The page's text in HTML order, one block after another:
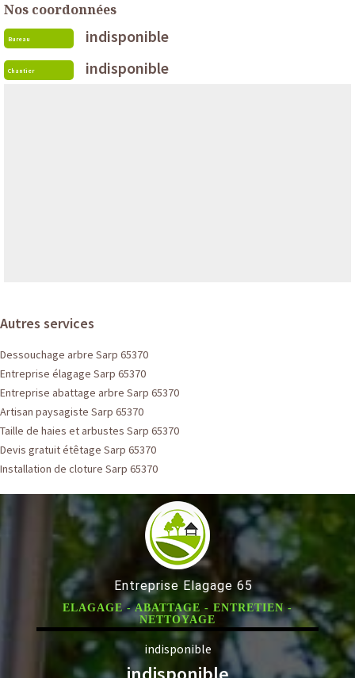
Nos coordonnées
Bureau indisponible
Chantier indisponible
Autres services
Dessouchage arbre Sarp 65370
Entreprise élagage Sarp 65370
Entreprise abattage arbre Sarp 65370
Artisan paysagiste Sarp 65370
Taille de haies et arbustes Sarp 65370
Devis gratuit étêtage Sarp 65370
Installation de cloture Sarp 65370
Entreprise Elagage 65
ELAGAGE - ABATTAGE - ENTRETIEN -
NETTOYAGE
indisponible